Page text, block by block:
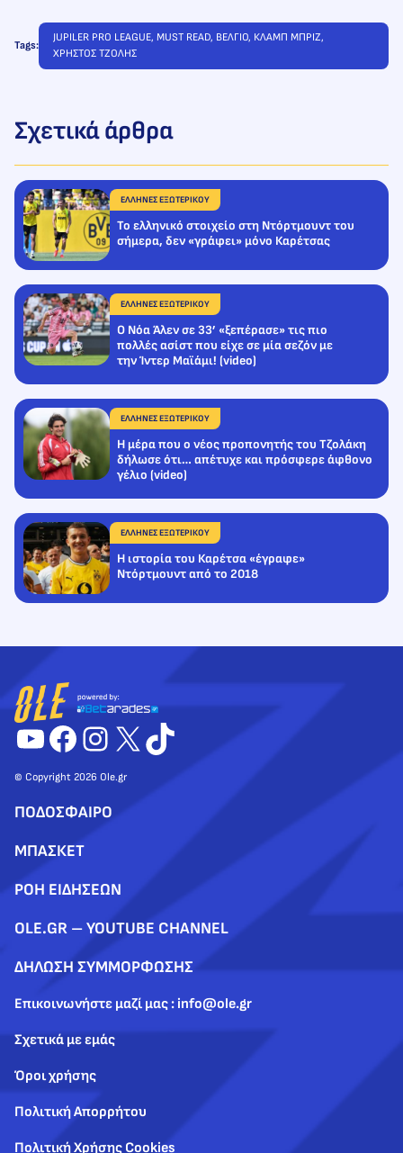
Tags:
JUPILER PRO LEAGUE, MUST READ, ΒΕΛΓΙΟ, ΚΛΑΜΠ ΜΠΡΙΖ
ΧΡΗΣΤΟΣ ΤΖΟΛΗΣ
Σχετικά άρθρα
ΕΛΛΗΝΕΣ ΕΞΩΤΕΡΙΚΟΥ
Το ελληνικό στοιχείο στη Ντόρτμουντ του
σήμερα, δεν «γράφει» μόνο Καρέτσας
ΕΛΛΗΝΕΣ ΕΞΩΤΕΡΙΚΟΥ
O Nόα Άλεν σε 33’ «ξεπέρασε» τις πιο
πολλές ασίστ που είχε σε μία σεζόν με
την Ίντερ Μαϊάμι! (video)
ΕΛΛΗΝΕΣ ΕΞΩΤΕΡΙΚΟΥ
Η μέρα που ο νέος προπονητής του Τζολάκη
δήλωσε ότι… απέτυχε και πρόσφερε άφθονο
γέλιο (video)
ΕΛΛΗΝΕΣ ΕΞΩΤΕΡΙΚΟΥ
Η ιστορία του Καρέτσα «έγραφε»
Ντόρτμουντ από το 2018
YouTube
Facebook
Instagram
X TikTok
© Copyright 2026 Ole.gr
ΠΟΔΟΣΦΑΙΡΟ
ΜΠΑΣΚΕΤ
ΡΟΗ ΕΙΔΗΣΕΩΝ
OLE.GR – YOUTUBE CHANNEL
ΔΗΛΩΣΗ ΣΥΜΜΟΡΦΩΣΗΣ
Επικοινωνήστε μαζί μας : info@ole.gr
Σχετικά με εμάς
Όροι χρήσης
Πολιτική Απορρήτου
Πολιτική Χρήσης Cookies